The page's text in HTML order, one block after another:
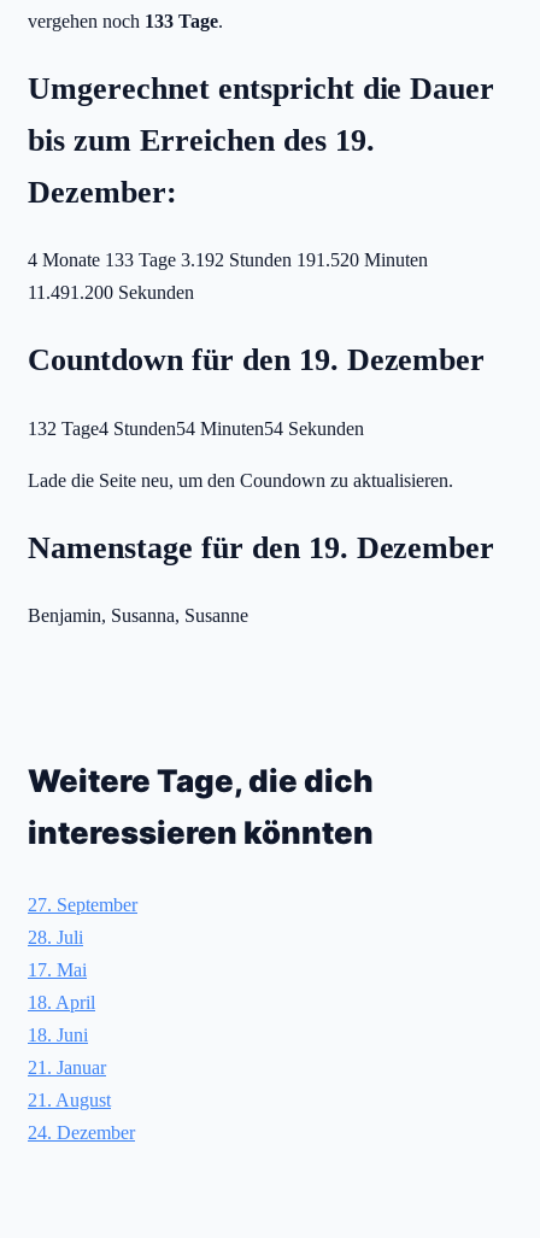
vergehen noch 133 Tage.
Umgerechnet entspricht die Dauer
bis zum Erreichen des 19.
Dezember:
4 Monate 133 Tage 3.192 Stunden 191.520 Minuten
11.491.200 Sekunden
Countdown für den 19. Dezember
132 Tage4 Stunden54 Minuten54 Sekunden
Lade die Seite neu, um den Coundown zu aktualisieren.
Namenstage für den 19. Dezember
Benjamin, Susanna, Susanne
Weitere Tage, die dich
interessieren könnten
27. September
28. Juli
17. Mai
18. April
18. Juni
21. Januar
21. August
24. Dezember